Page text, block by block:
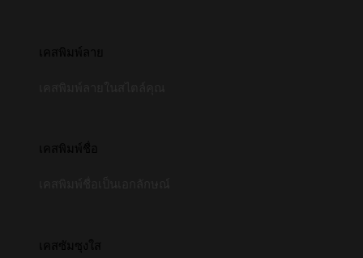
เคสพิมพ์ลาย
เคสพิมพ์ชื่อ
เคสซัมซุงใส